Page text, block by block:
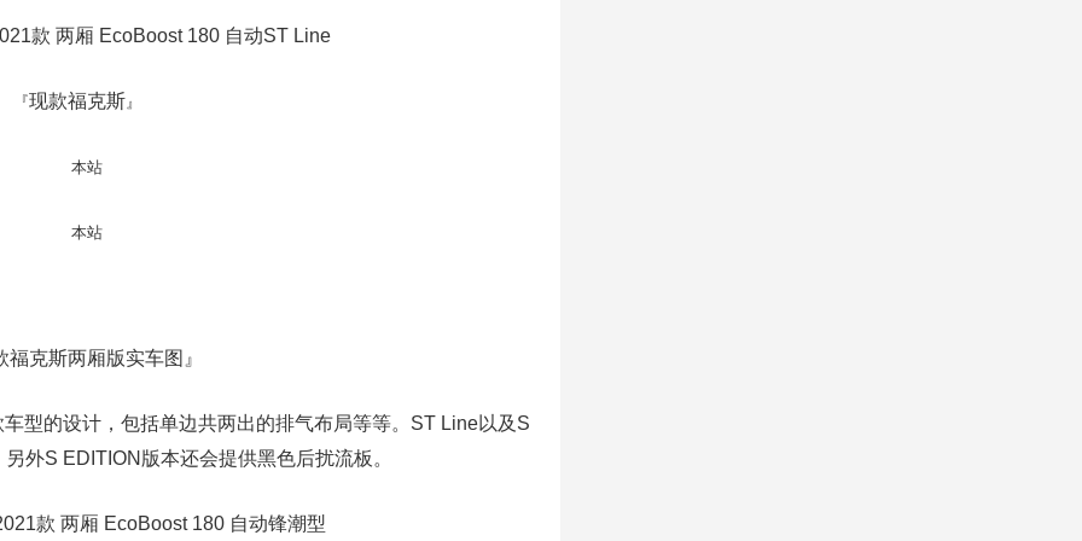
『现款福克斯』
福克斯两厢版实车图』
型的设计，包括单边共两出的排气布局等等。ST Line以及S
外S EDITION版本还会提供黑色后扰流板。